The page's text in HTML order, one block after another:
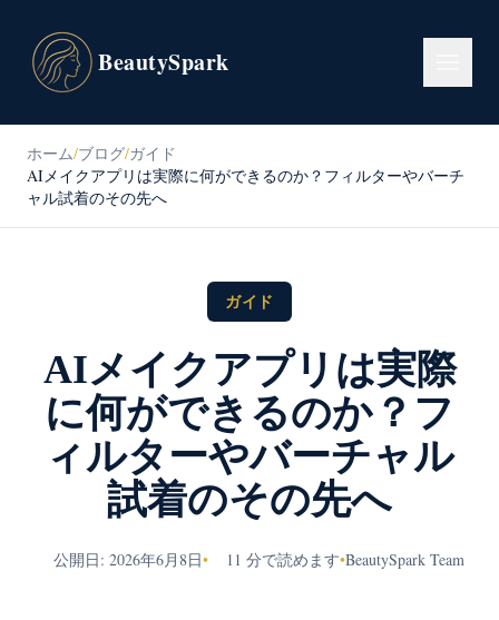
BeautySpark
ホーム/ブログ/ガイド
AIメイクアプリは実際に何ができるのか？フィルターやバーチ
ャル試着のその先へ
ガイド
AIメイクアプリは実際
に何ができるのか？フ
ィルターやバーチャル
試着のその先へ
公開日: 2026年6月8日• 11 分で読めます•BeautySpark Team